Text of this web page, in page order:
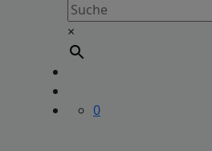
×
0